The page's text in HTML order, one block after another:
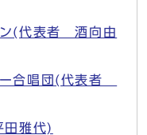
(代表者 酒向由
合唱団(代表者
雅代)